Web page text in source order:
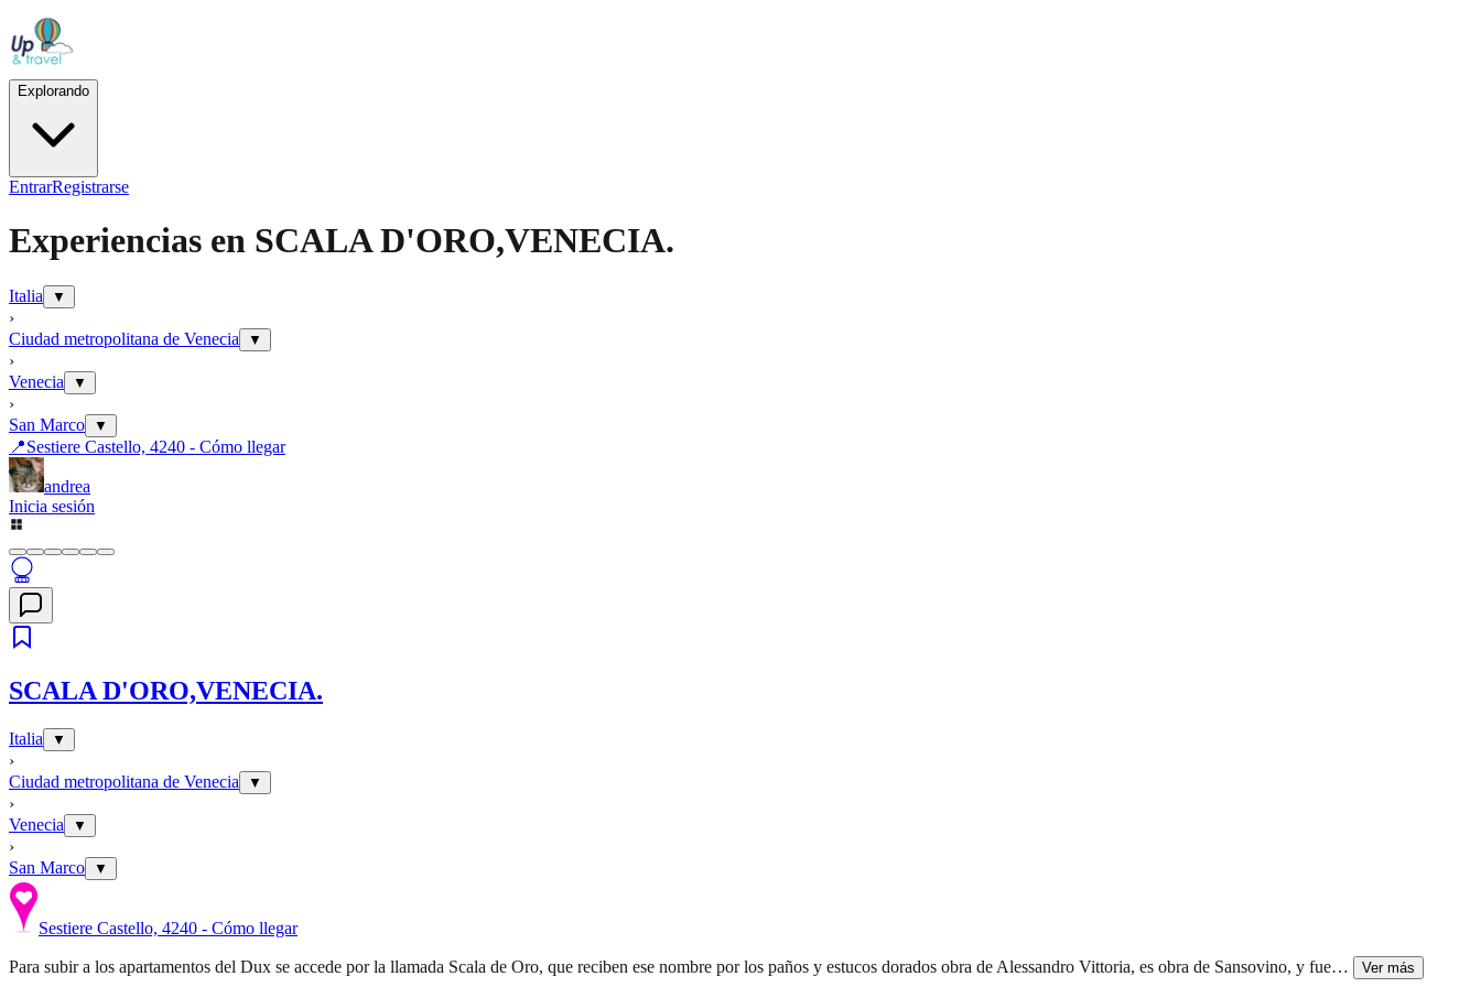
Explorando
EntrarRegistrarse
Experiencias en SCALA D'ORO,VENECIA.
Italia ▼
›
Ciudad metropolitana de Venecia
▼
›
Venecia
▼
›
San Marco
▼
📍Sestiere Castello, 4240 - Cómo llegar
andrea
Inicia sesión
SCALA D'ORO,VENECIA.
Italia ▼
›
Ciudad metropolitana de Venecia
▼
›
Venecia
▼
›
San Marco
▼
Sestiere Castello, 4240 - Cómo llegar
Para subir a los apartamentos del Dux se accede por la llamada Scala de Oro, que reciben ese nombre por los paños y estucos dorados obra de Alessandro Vittoria, es obra de Sansovino, y fue… Ver más